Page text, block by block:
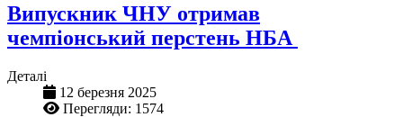
Випускник ЧНУ отримав
чемпіонський перстень НБА
Деталі
12 березня 2025
Перегляди: 1574